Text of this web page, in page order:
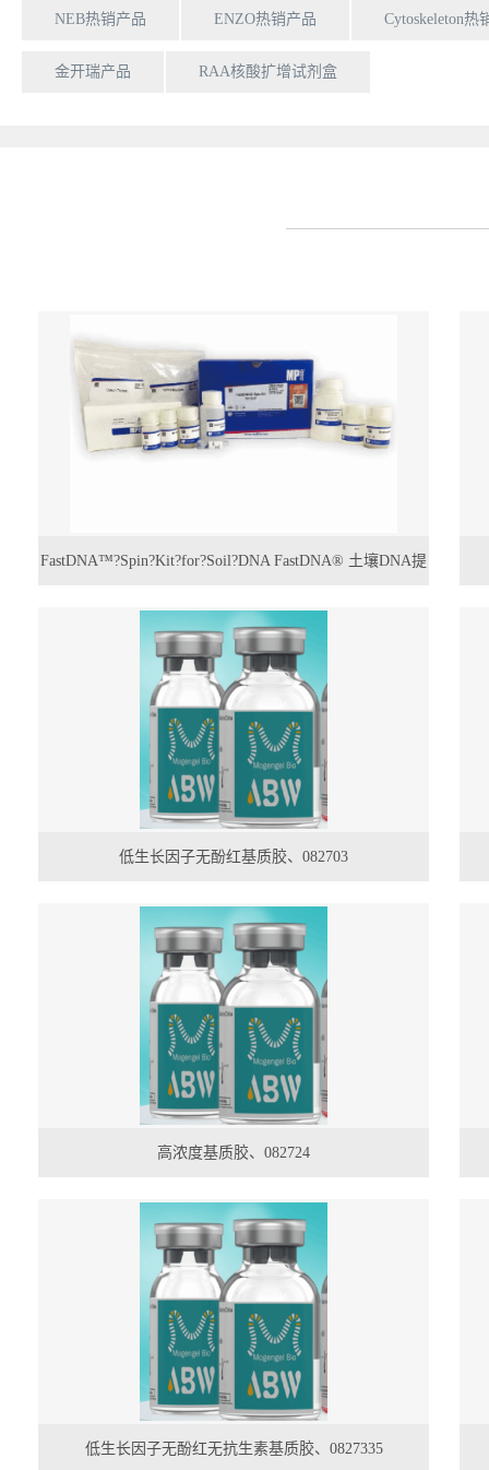
NEB热销产品 ENZO热销产品 Cytoskeleton热
金开瑞产品 RAA核酸扩增试剂盒
FastDNA™?Spin?Kit?for?Soil?DNA FastDNA® 土壤DNA提
取试剂盒
低生长因子无酚红基质胶、082703
高浓度基质胶、082724
低生长因子无酚红无抗生素基质胶、0827335